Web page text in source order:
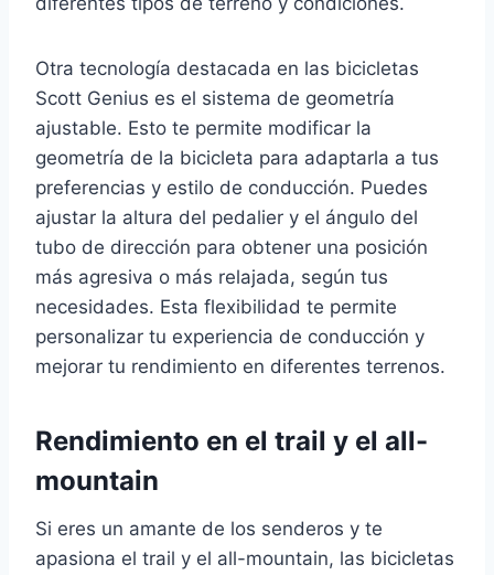
Otra tecnología destacada en las bicicletas
Scott Genius es el sistema de geometría
ajustable. Esto te permite modificar la
geometría de la bicicleta para adaptarla a tus
preferencias y estilo de conducción. Puedes
ajustar la altura del pedalier y el ángulo del
tubo de dirección para obtener una posición
más agresiva o más relajada, según tus
necesidades. Esta flexibilidad te permite
personalizar tu experiencia de conducción y
mejorar tu rendimiento en diferentes terrenos.
Rendimiento en el trail y el all-
mountain
Si eres un amante de los senderos y te
apasiona el trail y el all-mountain, las bicicletas